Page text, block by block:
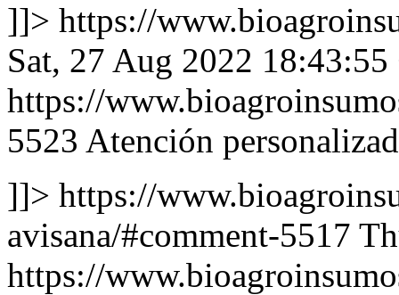
]]> https://
Sat, 27 Aug 2022 18:43:55
https://
5523 Atención
]]> https://
avisana/#comment-5517
https://